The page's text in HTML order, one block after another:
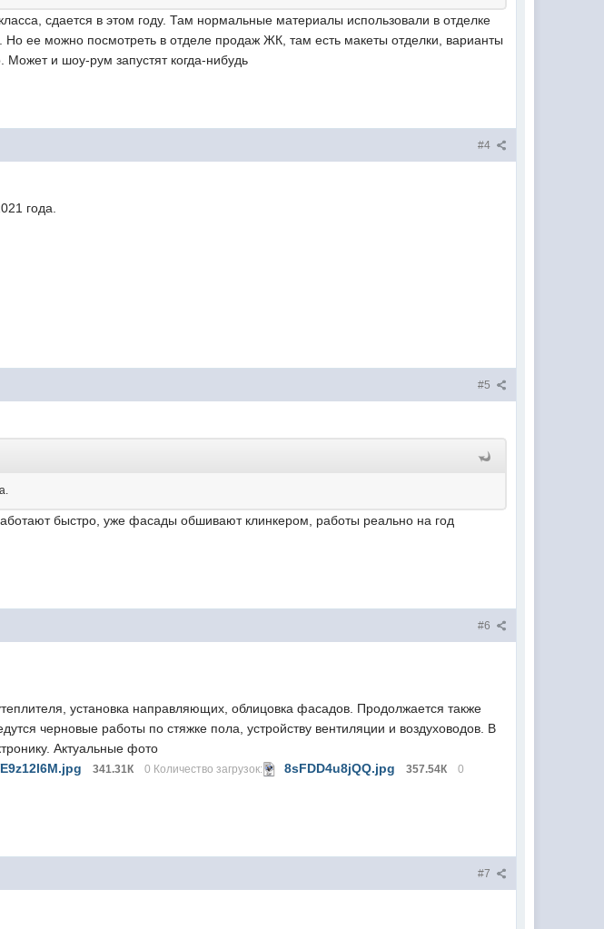
сдается в этом году. Там нормальные материалы использовали в отделке
ее можно посмотреть в отделе продаж ЖК, там есть макеты отделки, варианты
Может и шоу-рум запустят когда-нибудь
#4
года.
#5
быстро, уже фасады обшивают клинкером, работы реально на год
#6
установка направляющих, облицовка фасадов. Продолжается также
черновые работы по стяжке пола, устройству вентиляции и воздуховодов. В
Актуальные фото
341.31К 0 Количество загрузок: 8sFDD4u8jQQ.jpg 357.54К
0
#7